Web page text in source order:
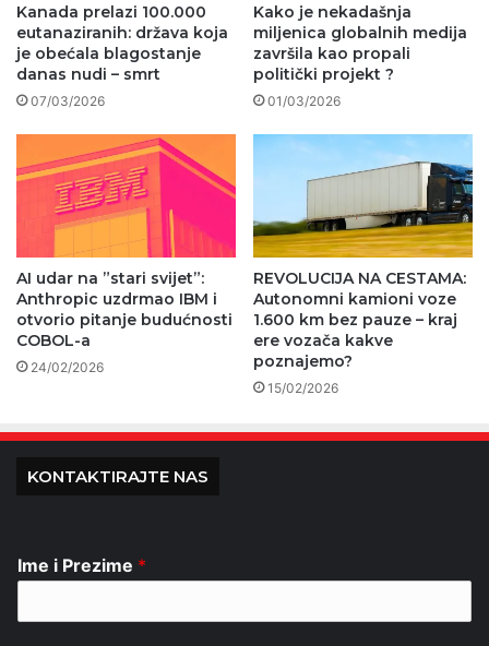
Kanada prelazi 100.000
eutanaziranih: država koja
je obećala blagostanje
danas nudi – smrt
07/03/2026
Kako je nekadašnja
miljenica globalnih medija
završila kao propali
politički projekt ?
01/03/2026
AI udar na ”stari svijet”:
Anthropic uzdrmao IBM i
otvorio pitanje budućnosti
COBOL-a
24/02/2026
REVOLUCIJA NA CESTAMA:
Autonomni kamioni voze
1.600 km bez pauze – kraj
ere vozača kakve
poznajemo?
15/02/2026
KONTAKTIRAJTE NAS
Ime i Prezime *